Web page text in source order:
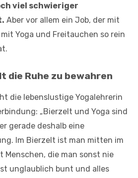
viel schwieriger
Aber vor allem ein Job, der mit
Yoga und Freitauchen so rein
die Ruhe zu bewahren
die lebenslustige Yogalehrerin
„Bierzelt und Yoga sind
gerade deshalb eine
Im Bierzelt ist man mitten im
Menschen, die man sonst nie
unglaublich bunt und alles